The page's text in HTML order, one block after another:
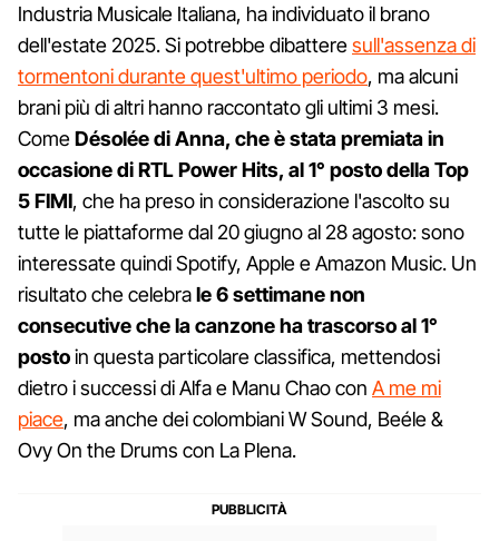
Industria Musicale Italiana, ha individuato il brano
dell'estate 2025. Si potrebbe dibatteresull'assenza di
tormentoni durante quest'ultimo periodo, ma alcuni
brani più di altri hanno raccontato gli ultimi 3 mesi.
ComeDésolée di Anna, che è stata premiata in
occasione di RTL Power Hits, al 1° posto della Top
5 FIMI, che ha preso in considerazione l'ascolto su
tutte le piattaforme dal 20 giugno al 28 agosto: sono
interessate quindi Spotify, Apple e Amazon Music. Un
risultato che celebrale 6 settimane non
consecutive che la canzone ha trascorso al 1°
postoin questa particolare classifica, mettendosi
dietro i successi di Alfa e Manu Chao con A me mi
piace, ma anche dei colombiani W Sound, Beéle &
Ovy On the Drums con La Plena.